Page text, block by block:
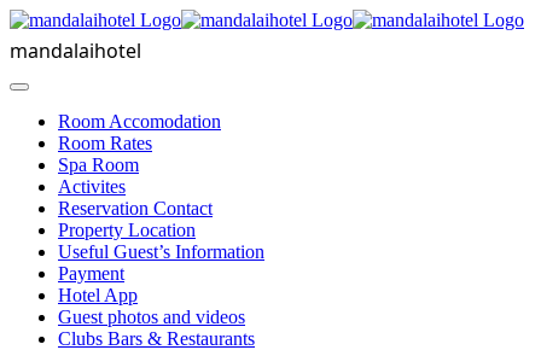
Skip
content
mandalaihotel
Toggle
NavigationRoom Accomodation
Room Rates
Spa Room
Activites
Reservation Contact
Property Location
Useful Guest’s Information
Payment
Hotel App
Guest photos and videos
Clubs Bars & Restaurants